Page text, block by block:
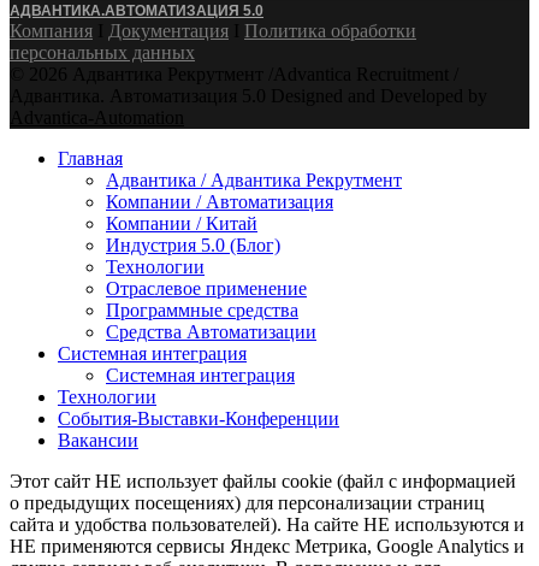
АДВАНТИКА.АВТОМАТИЗАЦИЯ 5.0
Компания Ӏ Документация Ӏ Политика обработки
персональных данных
© 2026 Адвантика Рекрутмент /Advantica Recruitment /
Адвантика. Автоматизация 5.0 Designed and Developed by
Advantica-Automation
Youtube
Email
Xing
TelegramГлавная
Адвантика / Адвантика Рекрутмент
Компании / Автоматизация
Компании / Китай
Индустрия 5.0 (Блог)
Технологии
Отраслевое применение
Программные средства
Средства Автоматизации
Системная интеграция
Системная интеграция
Технологии
События-Выставки-Конференции
Вакансии
Этот сайт НЕ использует файлы cookie (файл с информацией
о предыдущих посещениях) для персонализации страниц
сайта и удобства пользователей). На сайте НЕ используются и
НЕ применяются сервисы Яндекс Метрика, Google Analytics и